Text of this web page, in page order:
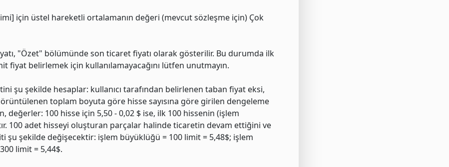
için üstel hareketli ortalamanın değeri (mevcut sözleşme için) Çok
"Özet" bölümünde son ticaret fiyatı olarak gösterilir. Bu durumda ilk
fiyat belirlemek için kullanılamayacağını lütfen unutmayın.
şu şekilde hesaplar: kullanıcı tarafından belirlenen taban fiyat eksi,
toplam boyuta göre hisse sayısına göre girilen dengeleme
100 hisse için 5,50 - 0,02 $ ise, ilk 100 hissenin (işlem
100 adet hisseyi oluşturan parçalar halinde ticaretin devam ettiğini ve
şekilde değişecektir: işlem büyüklüğü = 100 limit = 5,48$; işlem
limit = 5,44$.